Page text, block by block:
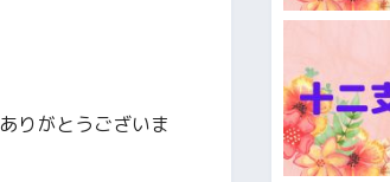
りがとうございま